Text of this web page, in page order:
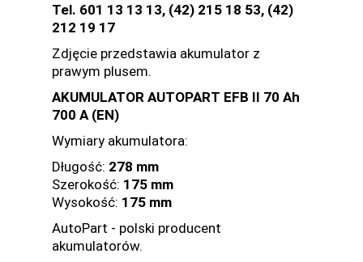
Tel. 601 13 13 13, (42) 215 18 53, (42)
212 19 17
Zdjęcie przedstawia akumulator z
prawym plusem.
AKUMULATOR AUTOPART EFB II 70 Ah
700 A (EN)
Wymiary akumulatora:
Długość: 278 mm
Szerokość: 175 mm
Wysokość: 175 mm
AutoPart - polski producent
akumulatorów.